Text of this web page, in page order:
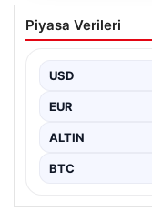
FETÖ’nün
15 Temmuz darbe
planında yer…
Piyasa Verileri
USD
EUR
ALTIN
BTC